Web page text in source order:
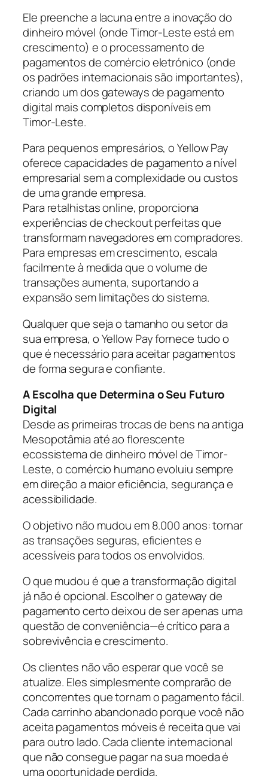
Ele preenche a lacuna entre a inovação do
dinheiro móvel (onde Timor-Leste está em
crescimento) e o processamento de
pagamentos de comércio eletrónico (onde
os padrões internacionais são importantes),
criando um dos gateways de pagamento
digital mais completos disponíveis em
Timor-Leste.
Para pequenos empresários, o Yellow Pay
oferece capacidades de pagamento a nível
empresarial sem a complexidade ou custos
de uma grande empresa.
Para retalhistas online, proporciona
experiências de checkout perfeitas que
transformam navegadores em compradores.
Para empresas em crescimento, escala
facilmente à medida que o volume de
transações aumenta, suportando a
expansão sem limitações do sistema.
Qualquer que seja o tamanho ou setor da
sua empresa, o Yellow Pay fornece tudo o
que é necessário para aceitar pagamentos
de forma segura e confiante.
A Escolha que Determina o Seu Futuro
Digital
Desde as primeiras trocas de bens na antiga
Mesopotâmia até ao florescente
ecossistema de dinheiro móvel de Timor-
Leste, o comércio humano evoluiu sempre
em direção a maior eficiência, segurança e
acessibilidade.
O objetivo não mudou em 8.000 anos: tornar
as transações seguras, eficientes e
acessíveis para todos os envolvidos.
O que mudou é que a transformação digital
já não é opcional. Escolher o gateway de
pagamento certo deixou de ser apenas uma
questão de conveniência—é crítico para a
sobrevivência e crescimento.
Os clientes não vão esperar que você se
atualize. Eles simplesmente comprarão de
concorrentes que tornam o pagamento fácil.
Cada carrinho abandonado porque você não
aceita pagamentos móveis é receita que vai
para outro lado. Cada cliente internacional
que não consegue pagar na sua moeda é
uma oportunidade perdida.